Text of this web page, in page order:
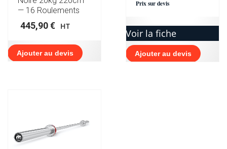
— 16 Roulements
445,90€ HT
Ajouter au devis
Prix sur devis
Voir la fiche
Ajouter au devis